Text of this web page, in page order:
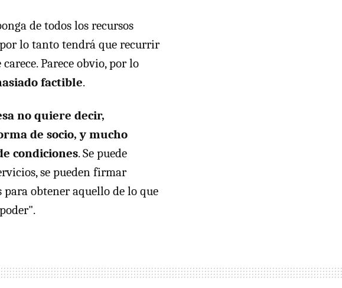
de todos los recursos
lo tanto tendrá que recurrir
Parece obvio, por lo
factible.
no quiere decir,
de socio, y mucho
condiciones. Se puede
se pueden firmar
obtener aquello de lo que